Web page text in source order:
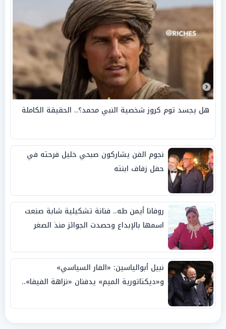
هل يجسد توم كروز شخصية النبي محمد؟.. الحقيقة الكاملة
نجوم الفن يشاركون صبحي خليل فرحته في
حفل زفاف ابنته
روفانا أيمن طه.. فنانة تشكيلية شابة صنعت
اسمها بالإبداع وحصدت الجوائز منذ الصغر
نبيل أبوالياسين: «الفار السياسي»
و«ديكتاتورية الميم» يدفنان «نزاهة الفيفا»..